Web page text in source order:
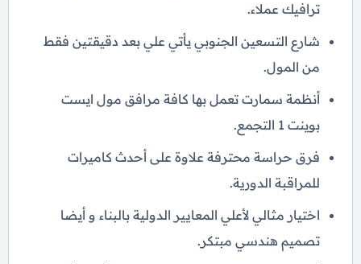
ترافيك عملاء.
شارع التسعين الجنوبي يأتي علي بعد دقيقتين فقط
من المول.
أنظمة سمارت تعمل بها كافة مرافق مول ايست
بوينت 1 التجمع.
فرق حراسة محترفة علاوة على أحدث كاميرات
للمراقبة الدورية.
اختيار مثالي لأعلي المعايير الدولية بالبناء و أيضا
تصميم هندسي مبتكر.